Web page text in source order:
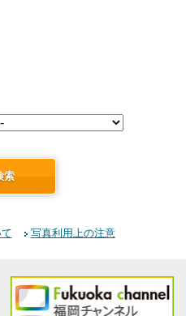
索
写真利用上の注意